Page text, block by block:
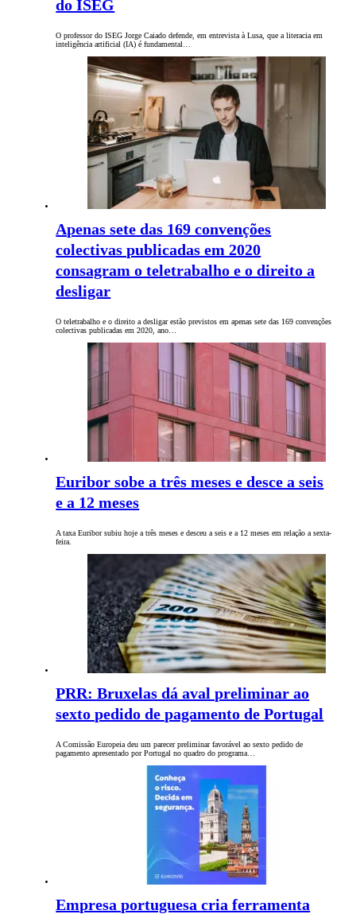
do ISEG
O professor do ISEG Jorge Caiado defende, em entrevista à Lusa, que a literacia em
inteligência artificial (IA) é fundamental…
Apenas sete das 169 convenções
colectivas publicadas em 2020
consagram o teletrabalho e o direito a
desligar
O teletrabalho e o direito a desligar estão previstos em apenas sete das 169 convenções
colectivas publicadas em 2020, ano…
Euribor sobe a três meses e desce a seis
e a 12 meses
A taxa Euribor subiu hoje a três meses e desceu a seis e a 12 meses em relação a sexta-
feira.
PRR: Bruxelas dá aval preliminar ao
sexto pedido de pagamento de Portugal
A Comissão Europeia deu um parecer preliminar favorável ao sexto pedido de
pagamento apresentado por Portugal no quadro do programa…
Empresa portuguesa cria ferramenta